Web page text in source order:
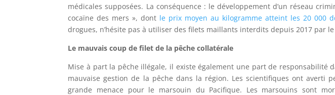
médicales supposées. La conséquence : le développement d’un réseau
cocaïne des mers », dont le prix moyen au kilogramme atteint les 20 000
drogues, n’hésite pas à utiliser des filets maillants interdits depuis 2017 par
Le mauvais coup de filet de la pêche collatérale
Mise à part la pêche illégale, il existe également une part de responsabilité
mauvaise gestion de la pêche dans la région. Les scientifiques ont
grande menace pour le marsouin du Pacifique. Les marsouins sont